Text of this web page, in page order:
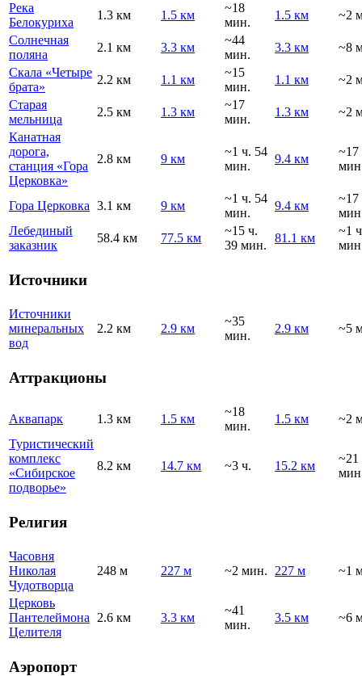
Река
Белокуриха
1.3 км 1.5 км
~18
мин.
1.5 км
~2
Солнечная
поляна
2.1 км 3.3 км
~44
мин.
3.3 км
~8
Скала «Четыре
брата»
2.2 км 1.1 км
~15
мин.
1.1 км
~2
Старая
мельница
2.5 км 1.3 км
~17
мин.
1.3 км
~2
Канатная
дорога,
станция «Гора
Церковка»
2.8 км 9 км
~1 ч. 54
мин.
9.4 км
~17
Гора Церковка 3.1 км 9 км
~1 ч. 54
мин.
9.4 км
~17
Лебединый
заказник
58.4 км 77.5 км
~15 ч.
39 мин.
81.1 км
~1
Источники
Источники
минеральных
вод
2.2 км 2.9 км
~35
мин.
2.9 км ~5
Аттракционы
Аквапарк 1.3 км 1.5 км
~18
мин.
1.5 км
~2
Туристический
комплекс
«Сибирское
подворье»
8.2 км 14.7 км ~3 ч. 15.2 км
~21
Религия
Часовня
Николая
Чудотворца
248 м 227 м ~2 мин. 227 м ~1
Церковь
Пантелеймона
Целителя
2.6 км 3.3 км
~41
мин.
3.5 км ~6
Аэропорт